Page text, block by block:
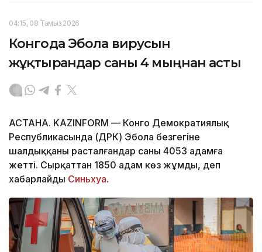
04:15, 08 Тамыз 2026
Конгода Эбола вирусын
жұқтырғандар саны 4 мыңнан асты
АСТАНА. KAZINFORM — Конго Демократиялық
Республикасында (ДРК) Эбола безгегіне
шалдыққаны расталғандар саны 4053 адамға
жетті. Сырқаттан 1850 адам көз жұмды, деп
хабарлайды Синьхуа.